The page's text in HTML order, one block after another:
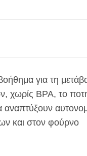
για τη
χωρίς BPA, το
αναπτύξουν
και στον φούρνο